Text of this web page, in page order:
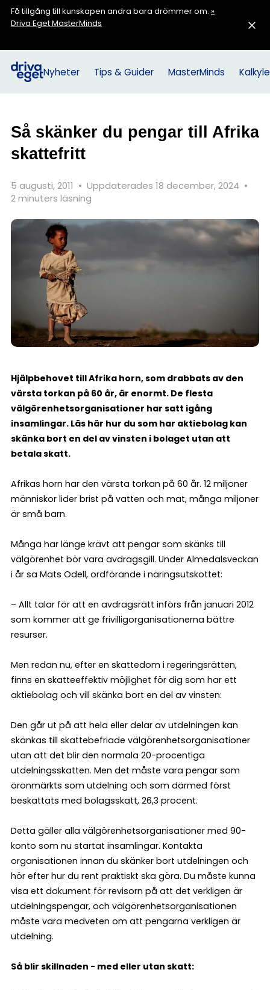
Få tillgång till kunskapen andra bara drömmer om. »
Driva Eget MasterMinds
Nyheter Tips & Guider MasterMinds
Så skänker du pengar till Afrika
skattefritt
5 augusti, 2011 • Uppdaterades 18 december, 2024 •
2 minuters läsning
Hjälpbehovet till Afrika horn, som drabbats av den
värsta torkan på 60 år, är enormt. De flesta
välgörenhetsorganisationer har satt igång
insamlingar. Läs här hur du som har aktiebolag kan
skänka bort en del av vinsten i bolaget utan att
betala skatt.
Afrikas horn har den värsta torkan på 60 år. 12 miljoner
människor lider brist på vatten och mat, många miljoner
är små barn.
Många har länge krävt att pengar som skänks till
välgörenhet bör vara avdragsgill. Under Almedalsveckan
i år sa Mats Odell, ordförande i näringsutskottet:
– Allt talar för att en avdragsrätt införs från januari 2012
som kommer att ge frivilligorganisationerna bättre
resurser.
Men redan nu, efter en skattedom i regeringsrätten,
finns en skatteeffektiv möjlighet för dig som har ett
aktiebolag och vill skänka bort en del av vinsten:
Den går ut på att hela eller delar av utdelningen kan
skänkas till skattebefriade välgörenhetsorganisationer
utan att det blir den normala 20-procentiga
utdelningsskatten. Men det måste vara pengar som
öronmärkts som utdelning och som därmed först
beskattats med bolagsskatt, 26,3 procent.
Detta gäller alla välgörenhetsorganisationer med 90-
konto som nu startat insamlingar. Kontakta
organisationen innan du skänker bort utdelningen och
hör efter hur du rent praktiskt ska göra. Du måste kunna
visa ett dokument för revisorn på att det verkligen är
utdelningspengar, och välgörenhetsorganisationen
måste vara medveten om att pengarna verkligen är
utdelning.
Så blir skillnaden - med eller utan skatt: